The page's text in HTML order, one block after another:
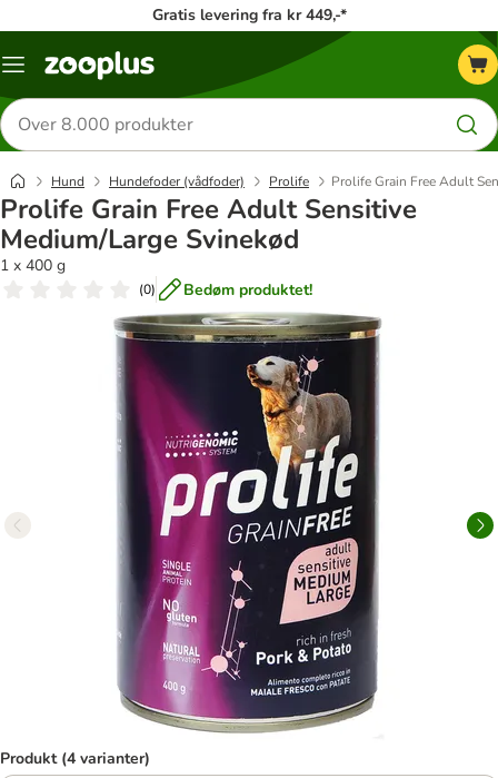
Gratis levering fra kr 449,-*
Menu
Søg
efter
produkter
Hund Hundefoder (vådfoder) Prolife Prolife Grain Free Adult
Prolife Grain Free Adult Sensitive
Medium/Large Svinekød
1 x 400 g
(0) Bedøm produktet!
Produkt (4 varianter)